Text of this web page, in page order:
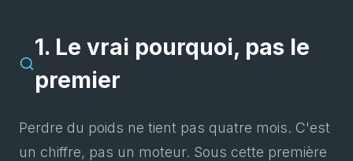
1. Le vrai pourquoi, pas le
premier
Perdre du poids ne tient pas quatre mois. C'est
un chiffre, pas un moteur. Sous cette première